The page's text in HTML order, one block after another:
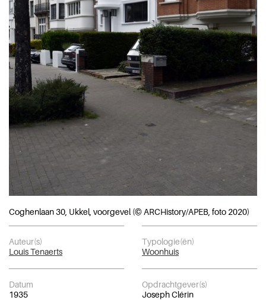
Coghenlaan 30, Ukkel, voorgevel (© ARCHistory/APEB, foto 2020)
Auteur(s)
Louis Tenaerts
Typologie(ën)
Woonhuis
Datum
1935
Opdrachtgever(s)
Joseph Clérin